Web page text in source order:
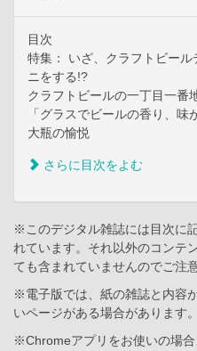
目次
特集： いざ、クラフトビー
ニをする!?
クラフトビールの一丁目一番
「グラスでビールの香り、味
大瓶の愉悦
さらに目次をよむ
※このデジタル雑誌には目次に
れています。それ以外のコンテ
ても含まれていませんのでご注
※電子版では、紙の雑誌と内容
いページがある場合があります。
※Chromeアプリをお使いの場